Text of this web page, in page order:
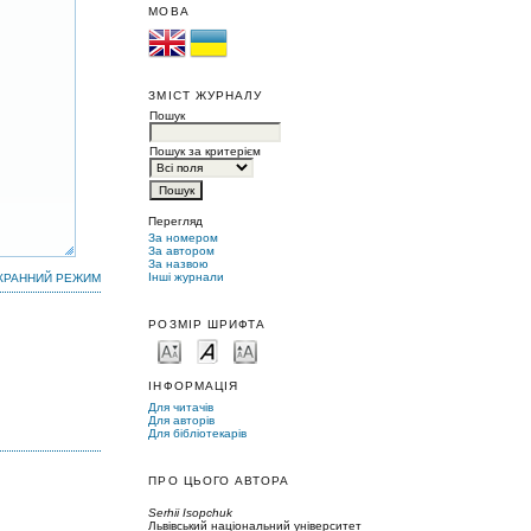
МОВА
ЗМІСТ ЖУРНАЛУ
Пошук
Пошук за критерієм
Перегляд
За номером
За автором
За назвою
Інші журнали
РОЗМІР ШРИФТА
ІНФОРМАЦІЯ
Для читачів
Для авторів
Для бібліотекарів
ПРО ЦЬОГО АВТОРА
Serhii Isopchuk
Львівський національний університет
РЕЖИМ